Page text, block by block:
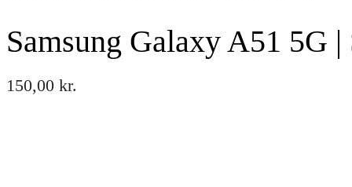
Samsung Galaxy A51 5G
150,00 kr.